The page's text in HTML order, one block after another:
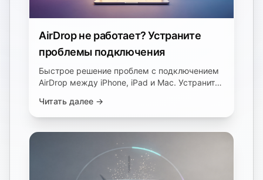
AirDrop не работает? Устраните
проблемы подключения
Быстрое решение проблем с подключением
AirDrop между iPhone, iPad и Mac. Устраните
застреванием передачи данных и низкой
скоростью. Восстановите передачу файлов
Читать далее →